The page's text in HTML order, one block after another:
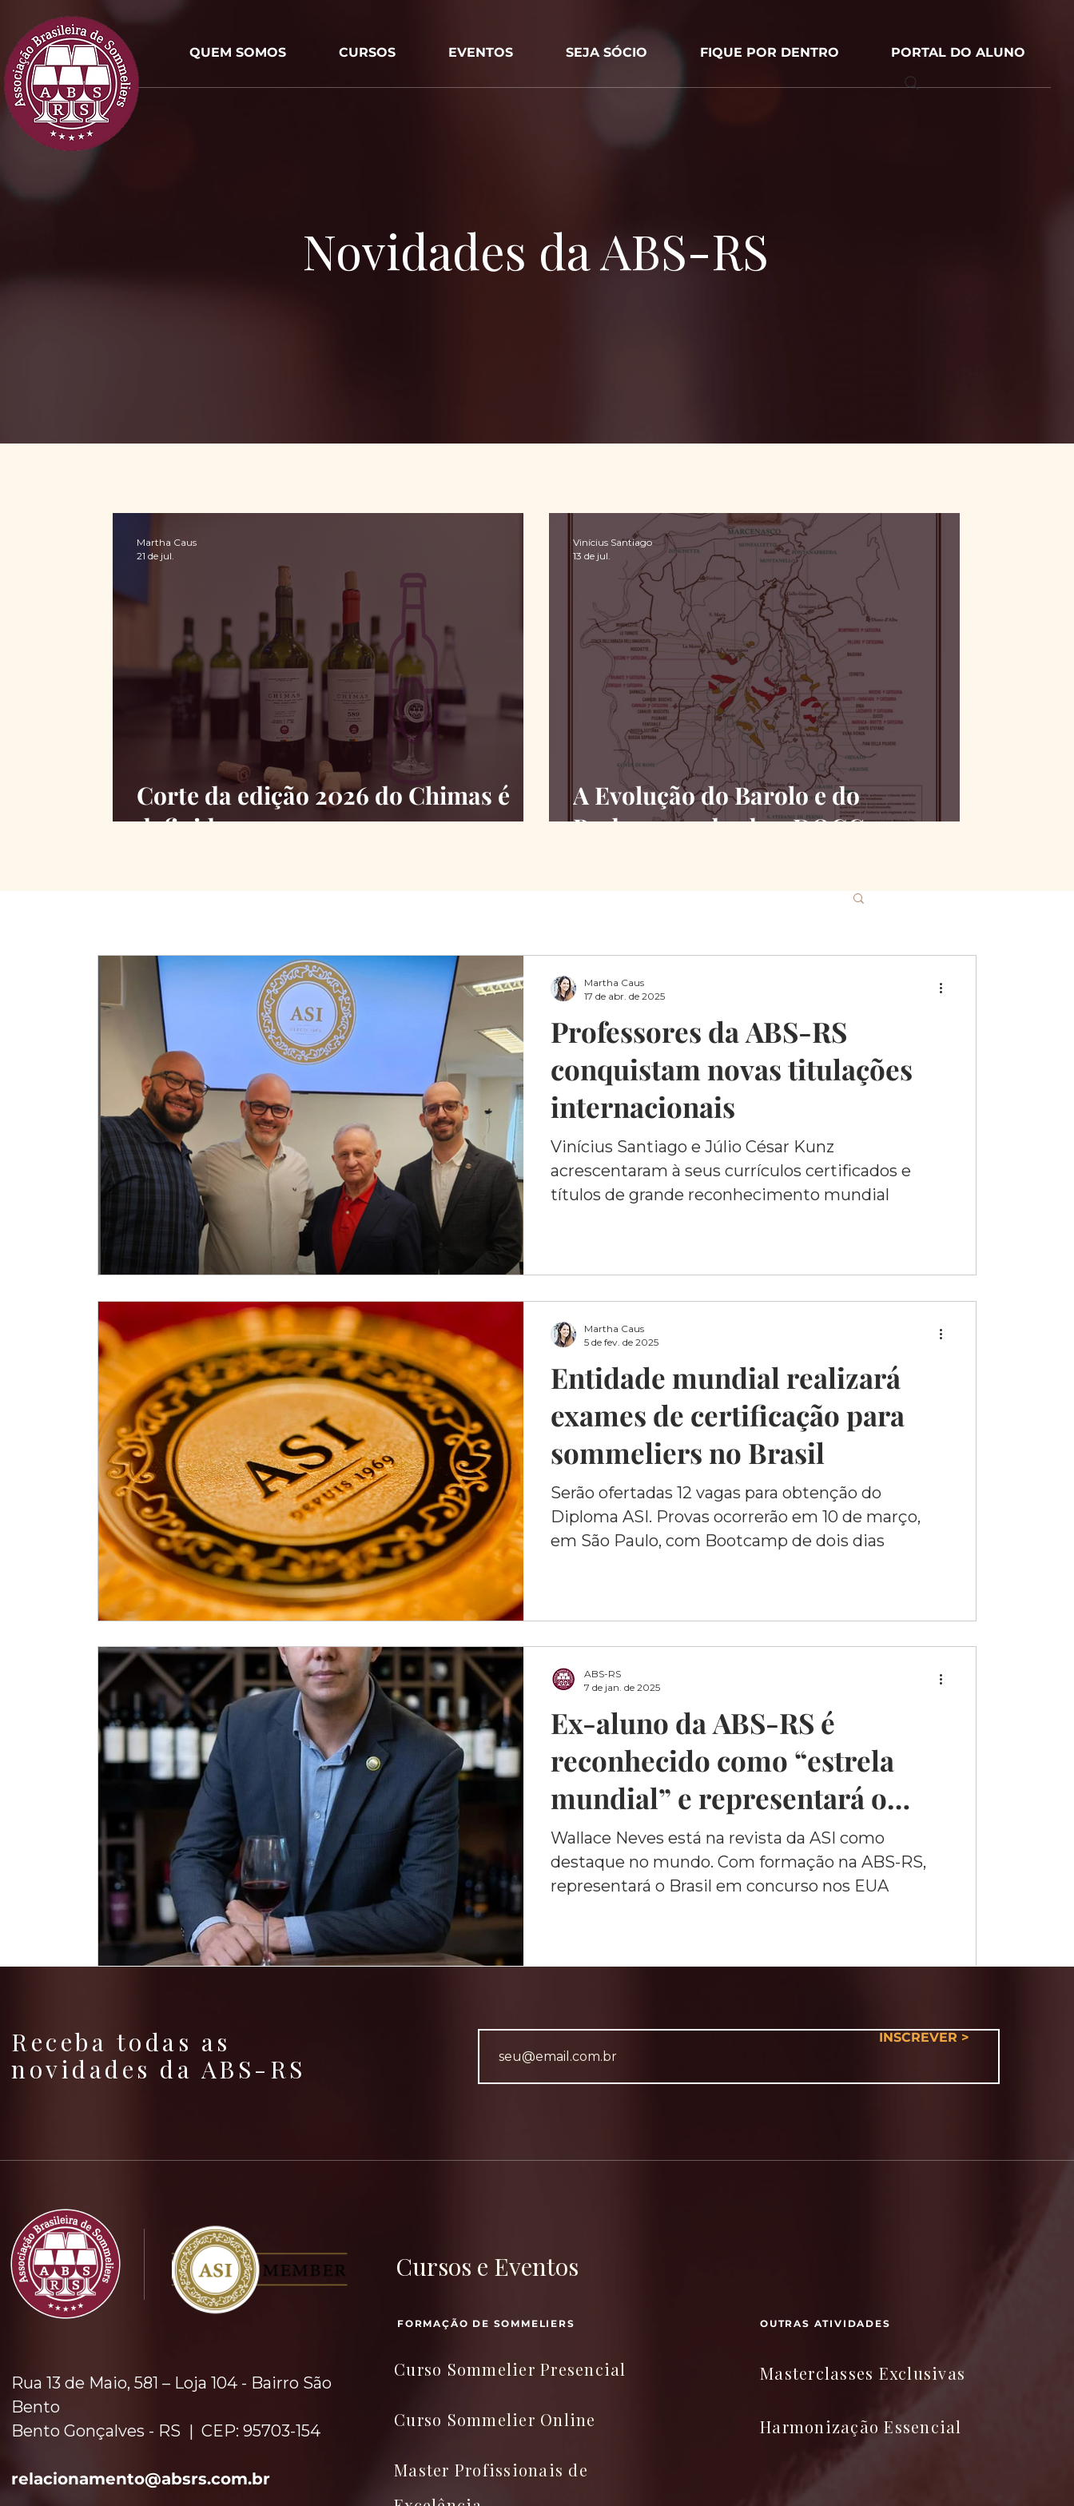
QUEM SOMOS CURSOS EVENTOS SEJA SÓCIO FIQUE POR DENTRO PORTAL DO ALUNO
Novidades da ABS-RS
Corte da edição 2026 do Chimas é
definido
Martha Caus
21 de jul.
A Evolução do Barolo e do
Barbaresco desde a DOCG
Vinícius Santiago
13 de jul.
Professores da ABS-RS
conquistam novas titulações
internacionais
Vinícius Santiago e Júlio César Kunz
acrescentaram à seus currículos certificados e
títulos de grande reconhecimento mundial
Martha Caus
17 de abr. de 2025
Entidade mundial realizará
exames de certificação para
sommeliers no Brasil
Serão ofertadas 12 vagas para obtenção do
Diploma ASI. Provas ocorrerão em 10 de março,
em São Paulo, com Bootcamp de dois dias
Martha Caus
5 de fev. de 2025
Ex-aluno da ABS-RS é
reconhecido como “estrela
mundial” e representará o
Brasil em concurso
internacional
Wallace Neves está na revista da ASI como
destaque no mundo. Com formação na ABS-RS,
representará o Brasil em concurso nos EUA
ABS-RS
7 de jan. de 2025
Receba todas as
novidades da ABS-RS
INSCREVER >
Cursos e Eventos
FORMAÇÃO DE SOMMELIERS
Rua 13 de Maio, 581 – Loja 104 - Bairro São
Bento
Bento Gonçalves - RS | CEP: 95703-154
relacionamento​@absrs.com.br
Curso Sommelier Presencial
Curso Sommelier Online
Master Profissionais de
OUTRAS ATIVIDADES
Masterclasses Exclusivas
Harmonização Essencial